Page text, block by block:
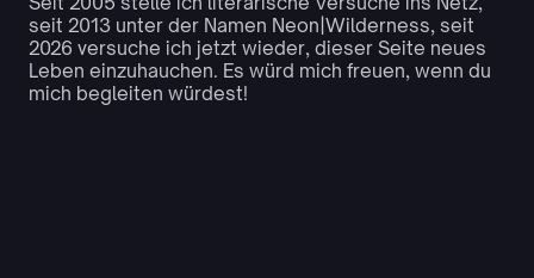
seit 2013 unter der Namen Neon|Wilderness, seit
2026 versuche ich jetzt wieder, dieser Seite neues
Leben einzuhauchen. Es würd mich freuen, wenn du
mich begleiten würdest!